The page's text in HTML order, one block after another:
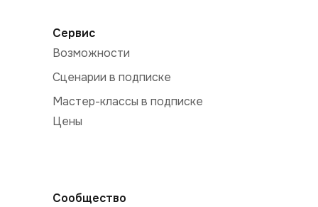
Сообщество
Сервис
Возможности
Сценарии в подписке
Мастер-классы в подписке
Цены